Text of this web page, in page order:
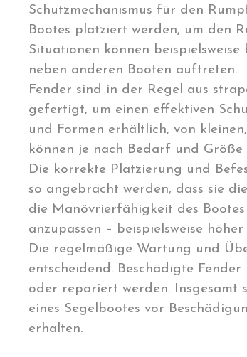
Schutzmechanismus für den
Bootes platziert werden, um den
Situationen können
neben anderen Booten auftreten.
Fender sind in der Regel aus
gefertigt, um einen effektiven
und Formen erhältlich, von
können je nach Bedarf und Größe
Die korrekte Platzierung und
so angebracht werden, dass sie
die Manövrierfähigkeit des
anzupassen – beispielsweise
Die regelmäßige Wartung und
entscheidend. Beschädigte
oder repariert werden. Insgesamt
eines Segelbootes vor
erhalten.